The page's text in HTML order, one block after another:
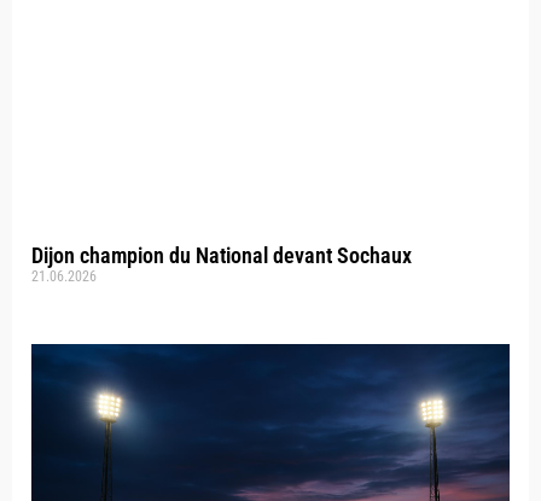
Dijon champion du National devant Sochaux
21.06.2026